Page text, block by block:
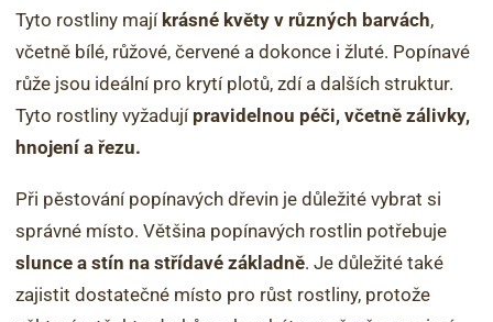
Tyto rostliny mají krásné květy v různých barvách,
včetně bílé, růžové, červené a dokonce i žluté. Popínavé
růže jsou ideální pro krytí plotů, zdí a dalších struktur.
Tyto rostliny vyžadují pravidelnou péči, včetně zálivky,
hnojení a řezu.
Při pěstování popínavých dřevin je důležité vybrat si
správné místo. Většina popínavých rostlin potřebuje
slunce a stín na střídavé základně. Je důležité také
zajistit dostatečné místo pro růst rostliny, protože